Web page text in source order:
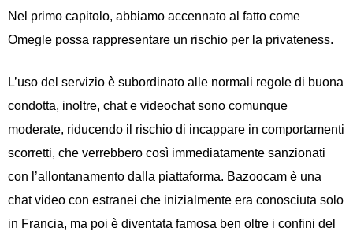
Nel primo capitolo, abbiamo accennato al fatto come
Omegle possa rappresentare un rischio per la privateness.
L’uso del servizio è subordinato alle normali regole di buona
condotta, inoltre, chat e videochat sono comunque
moderate, riducendo il rischio di incappare in comportamenti
scorretti, che verrebbero così immediatamente sanzionati
con l’allontanamento dalla piattaforma. Bazoocam è una
chat video con estranei che inizialmente era conosciuta solo
in Francia, ma poi è diventata famosa ben oltre i confini del